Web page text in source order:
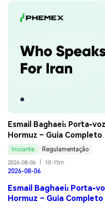
Esmail Baghaei: Porta-
Hormuz – Guia Completo
Iniciante
Regulamentação
2026-08-06
10-15m
2026-08-06
Esmail Baghaei: Porta-
Hormuz – Guia Completo